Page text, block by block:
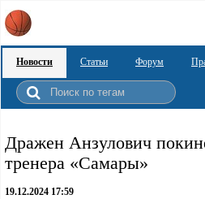
Новости Статьи Форум
Дражен Анзулович
тренера «Самары»
19.12.2024 17:59